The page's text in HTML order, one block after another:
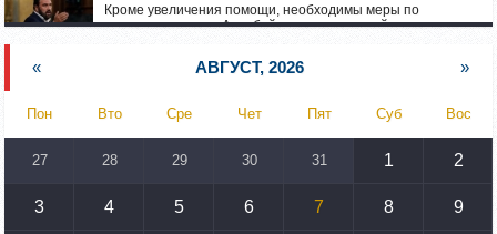
Кроме увеличения помощи, необходимы меры по
пресечению угроз Азербайджана: испанский депутат
Азербайджан обстреляли автомобиль ВС Армении,
перевозивший продовольствие
14:46 02.10.2023
парламентарий – Алену Симоняну
« АВГУСТ, 2026 »
Пон Вто Сре Чет Пят Суб Вос
27 28 29 30 31 1 2
3 4 5 6 7 8 9